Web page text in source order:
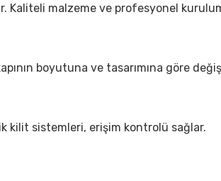
Kaliteli malzeme ve profesyonel
boyutuna ve tasarımına göre
kilit sistemleri, erişim kontrolü sağlar.